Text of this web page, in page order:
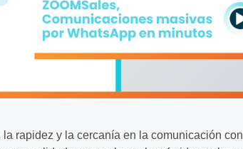
la rapidez y la cercanía en la comunicación